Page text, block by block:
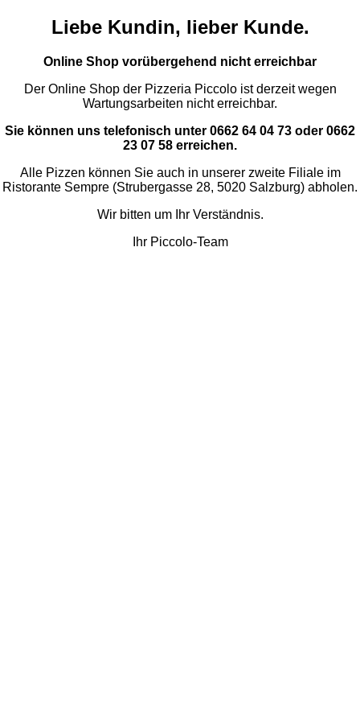
Liebe Kundin, lieber Kunde.
Online Shop vorübergehend nicht erreichbar
Der Online Shop der Pizzeria Piccolo ist derzeit wegen
Wartungsarbeiten nicht erreichbar.
Sie können uns telefonisch unter 0662 64 04 73 oder 0662
23 07 58 erreichen.
Alle Pizzen können Sie auch in unserer zweite Filiale im
Ristorante Sempre (Strubergasse 28, 5020 Salzburg) abholen.
Wir bitten um Ihr Verständnis.
Ihr Piccolo-Team